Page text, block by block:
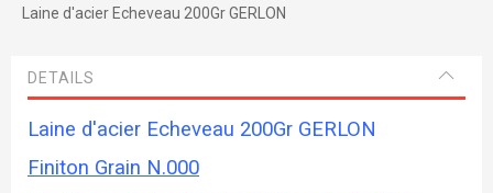
Laine d'acier Echeveau 200Gr GERLON
DETAILS
Laine d'acier Echeveau 200Gr GERLON
Finiton Grain N.000